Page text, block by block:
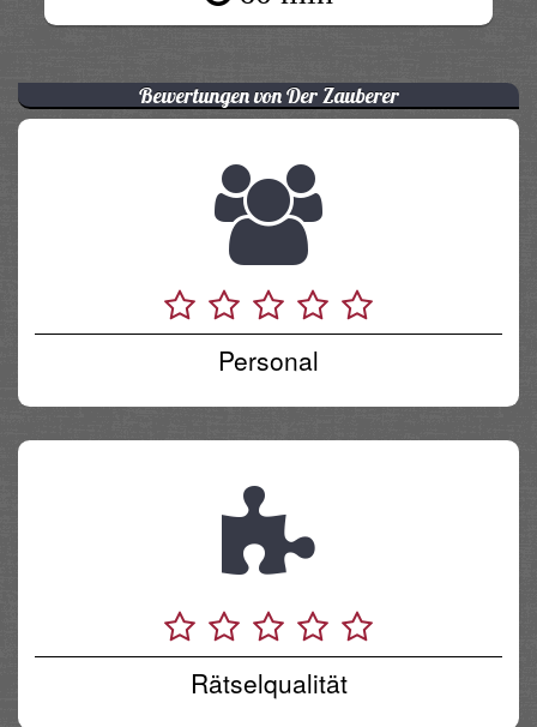
Bewertungen von Der Zauberer
Personal
Rätselqualität